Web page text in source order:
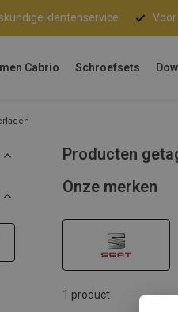
klantenservice
Cabrio Schroefsets
Producten
Onze merken
1 product